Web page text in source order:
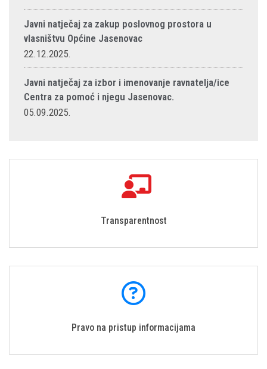
Javni natječaj za zakup poslovnog prostora u
vlasništvu Općine Jasenovac
22.12.2025.
Javni natječaj za izbor i imenovanje ravnatelja/ice
Centra za pomoć i njegu Jasenovac.
05.09.2025.
Transparentnost
Pravo na pristup informacijama